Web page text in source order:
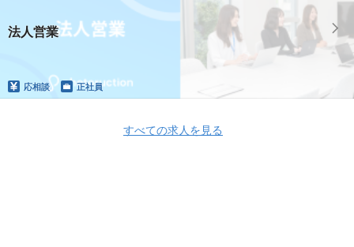
法人営業
応相談 正社員
すべての求人を見る